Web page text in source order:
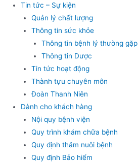
Tin tức – Sự kiện
Quản lý chất lượng
Thông tin sức khỏe
Thông tin bệnh lý thường gặp
Thông tin Dược
Tin tức hoạt động
Thành tựu chuyên môn
Đoàn Thanh Niên
Dành cho khách hàng
Nội quy bệnh viện
Quy trình khám chữa bệnh
Quy định thăm nuôi bệnh
Quy định Bảo hiểm